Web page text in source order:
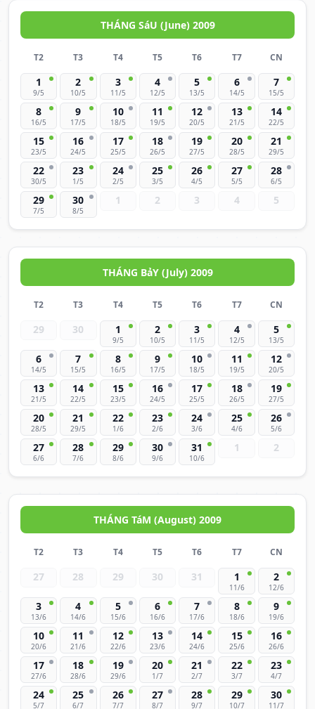
THÁNG SáU (June) 2009
T2 T3 T4 T5 T6 T7 CN
1
9/5
2
10/5
3
11/5
4
12/5
5
13/5
6
14/5
7
15/5
8
16/5
9
17/5
10
18/5
11
19/5
12
20/5
13
21/5
14
22/5
15
23/5
16
24/5
17
25/5
18
26/5
19
27/5
20
28/5
21
29/5
22
30/5
23
1/5
24
2/5
25
3/5
26
4/5
27
5/5
28
6/5
29
7/5
30
8/5
1 2 3 4 5
THÁNG BảY (July) 2009
T2 T3 T4 T5 T6 T7 CN
29 30 1
9/5
2
10/5
3
11/5
4
12/5
5
13/5
6
14/5
7
15/5
8
16/5
9
17/5
10
18/5
11
19/5
12
20/5
13
21/5
14
22/5
15
23/5
16
24/5
17
25/5
18
26/5
19
27/5
20
28/5
21
29/5
22
1/6
23
2/6
24
3/6
25
4/6
26
5/6
27
6/6
28
7/6
29
8/6
30
9/6
31
10/6
1 2
THÁNG TáM (August) 2009
T2 T3 T4 T5 T6 T7 CN
27 28 29 30 31 1
11/6
2
12/6
3
13/6
4
14/6
5
15/6
6
16/6
7
17/6
8
18/6
9
19/6
10
20/6
11
21/6
12
22/6
13
23/6
14
24/6
15
25/6
16
26/6
17
27/6
18
28/6
19
29/6
20
1/7
21
2/7
22
3/7
23
4/7
24
5/7
25
6/7
26
7/7
27
8/7
28
9/7
29
10/7
30
11/7